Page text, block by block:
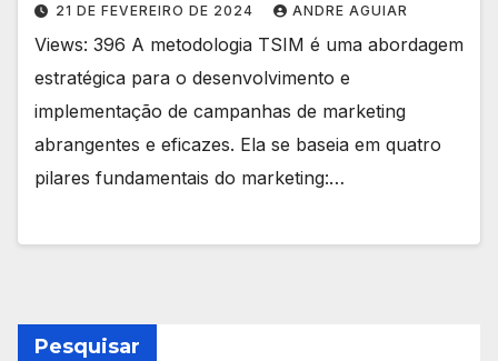
21 DE FEVEREIRO DE 2024 ANDRE AGUIAR
Views: 396 A metodologia TSIM é uma abordagem
estratégica para o desenvolvimento e
implementação de campanhas de marketing
abrangentes e eficazes. Ela se baseia em quatro
pilares fundamentais do marketing:…
Pesquisar